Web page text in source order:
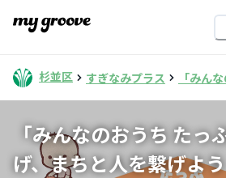
杉並区 すぎなみプラス 「みん
「みんなのおうち たっ
げ、まちと人を繋げよう